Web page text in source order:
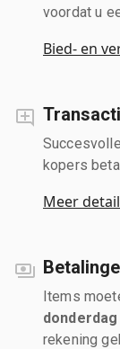
voordat u
Bied- en
kopers
Meer
Items
donderdag
rekening